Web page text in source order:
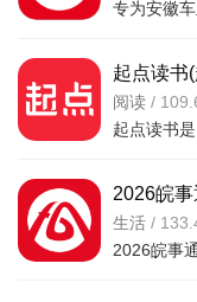
起点读书
阅读 /
2026皖
v3.3.2
生活 /